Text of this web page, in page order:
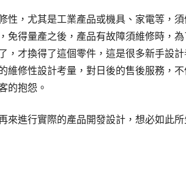
性，尤其是工業產品或機具、家電等，
免得量產之後，產品有故障須維修時，
，才換得了這個零件，這是很多新手設
維修性設計考量，對日後的售後服務，
的抱怨。
來進行實際的產品開發設計，想必如此